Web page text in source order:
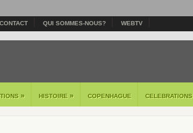
CONTACT QUI SOMMES-NOUS? WEBTV
» HISTOIRE » COPENHAGUE CELEBRATIONS